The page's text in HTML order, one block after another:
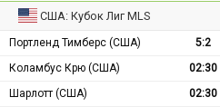
США: Кубок Лиг MLS
Портленд Тимберс (США) 5:2
Коламбус Крю (США)
02:30
Шарлотт (США)
02:30